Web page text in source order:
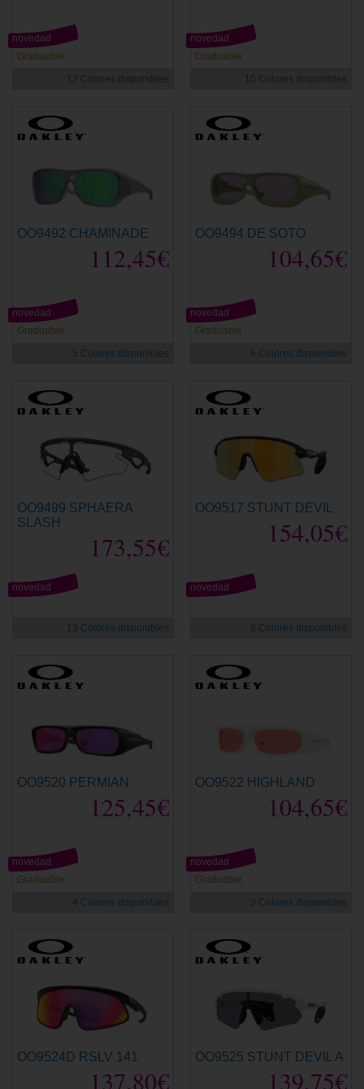
Graduable
novedad
12 Colores disponibles
Graduable
novedad
10 Colores disponibles
OO9492 CHAMINADE
112,45€
Graduable
novedad
5 Colores disponibles
OO9494 DE SOTO
104,65€
Graduable
novedad
6 Colores disponibles
OO9499 SPHAERA
SLASH
173,55€
novedad
13 Colores disponibles
OO9517 STUNT DEVIL
154,05€
novedad
9 Colores disponibles
OO9520 PERMIAN
125,45€
Graduable
novedad
4 Colores disponibles
OO9522 HIGHLAND
104,65€
Graduable
novedad
3 Colores disponibles
OO9524D RSLV 141
137,80€
OO9525 STUNT DEVIL A
139,75€